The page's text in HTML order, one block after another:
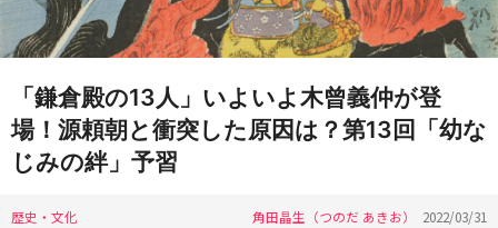
「鎌倉殿の13人」いよいよ木曾義仲が登
場！源頼朝と衝突した原因は？第13回「幼な
じみの絆」予習
歴史・文化 角田晶生（つのだ あきお） 2022/03/31